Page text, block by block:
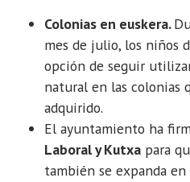
Colonias en euskera.
mes de julio, los niños
opción de seguir
natural en las colonias
adquirido.
El ayuntamiento ha
Laboral y Kutxa para
también se expanda